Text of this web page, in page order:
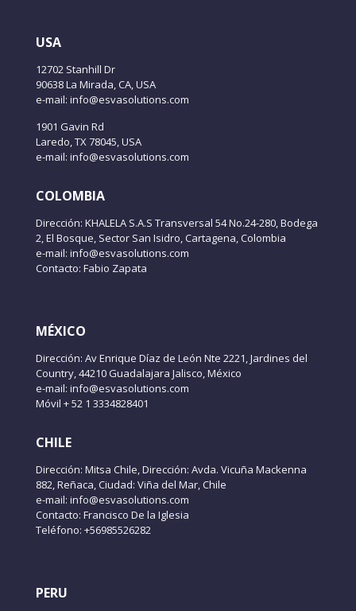
USA
12702 Stanhill Dr
90638 La Mirada, CA, USA
e-mail: info@esvasolutions.com
1901 Gavin Rd
Laredo, TX 78045, USA
e-mail: info@esvasolutions.com
COLOMBIA
Dirección: KHALELA S.A.S Transversal 54 No.24-280, Bodega
2, El Bosque, Sector San Isidro, Cartagena, Colombia
e-mail: info@esvasolutions.com
Contacto: Fabio Zapata
MÉXICO
Dirección: Av Enrique Díaz de León Nte 2221, Jardines del
Country, 44210 Guadalajara Jalisco, México
e-mail: info@esvasolutions.com
Móvil + 52 1 3334828401
CHILE
Dirección: Mitsa Chile, Dirección: Avda. Vicuña Mackenna
882, Reñaca, Ciudad: Viña del Mar, Chile
e-mail: info@esvasolutions.com
Contacto: Francisco De la Iglesia
Teléfono: +56985526282
PERU